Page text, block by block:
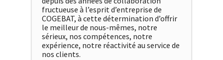
fructueuse à l’esprit d’entreprise de
COGEBAT, à cette détermination d’offrir
le meilleur de nous-mêmes, notre
sérieux, nos compétences, notre
expérience, notre réactivité au service de
nos clients.